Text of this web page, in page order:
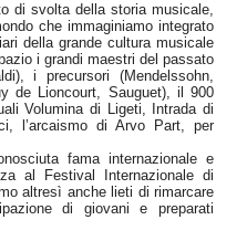
di svolta della storia musicale,
che immaginiamo integrato
della grande cultura musicale
i grandi maestri del passato
i precursori (Mendelssohn,
de Lioncourt, Sauguet), il 900
Volumina di Ligeti, Intrada di
l’arcaismo di Arvo Part, per
fama internazionale e
al Festival Internazionale di
altresì anche lieti di rimarcare
di giovani e preparati